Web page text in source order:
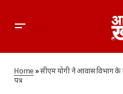
नियुक्ति पत्र
Home»सीएम योगी ने आवास विभाग
पत्र